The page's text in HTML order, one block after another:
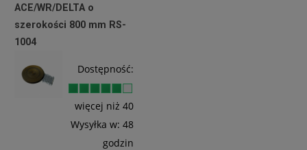
981,30 zł
Do
ACE/WR/DELTA o
szerokości 800 mm RS-
1004
Dostępność:
więcej niż 40
Wysyłka w: 48
godzin